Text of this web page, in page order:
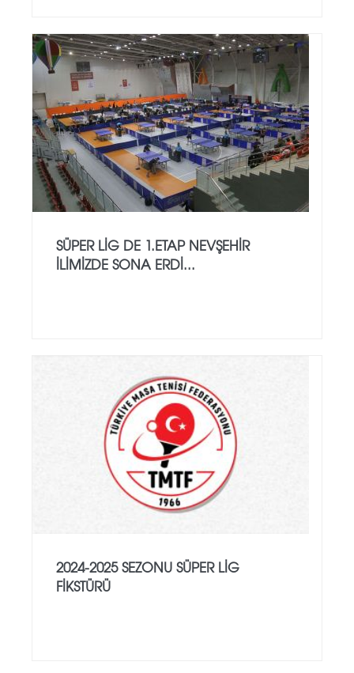
SÜPER LİG DE 1.ETAP NEVŞEHİR
İLİMİZDE SONA ERDİ...
2024-2025 SEZONU SÜPER LİG
FİKSTÜRÜ